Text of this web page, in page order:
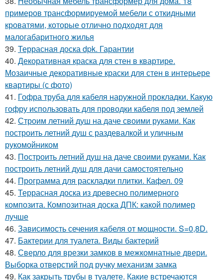
примеров трансформируемой мебели с откидными
кроватями, которые отлично подходят для
малогабаритного жилья
39. Террасная доска dpk. Гарантии
40. Декоративная краска для стен в квартире.
Мозаичные декоративные краски для стен в интерьере
квартиры (с фото)
41. Гофра труба для кабеля наружной прокладки. Какую
гофру использовать для проводки кабеля под землей
42. Строим летний душ на даче своими руками. Как
построить летний душ с раздевалкой и уличным
рукомойником
43. Построить летний душ на даче своими руками. Как
построить летний душ для дачи самостоятельно
44. Программа для раскладки плитки. Кафел. 09
45. Террасная доска из древесно полимерного
композита. Композитная доска ДПК: какой полимер
лучше
46. Зависимость сечения кабеля от мощности. S=0,8D.
47. Бактерии для туалета. Виды бактерий
48. Сверло для врезки замков в межкомнатные двери.
Выборка отверстий под ручку механизм замка
49. Как закрыть трубы в туалете. Какие встречаются